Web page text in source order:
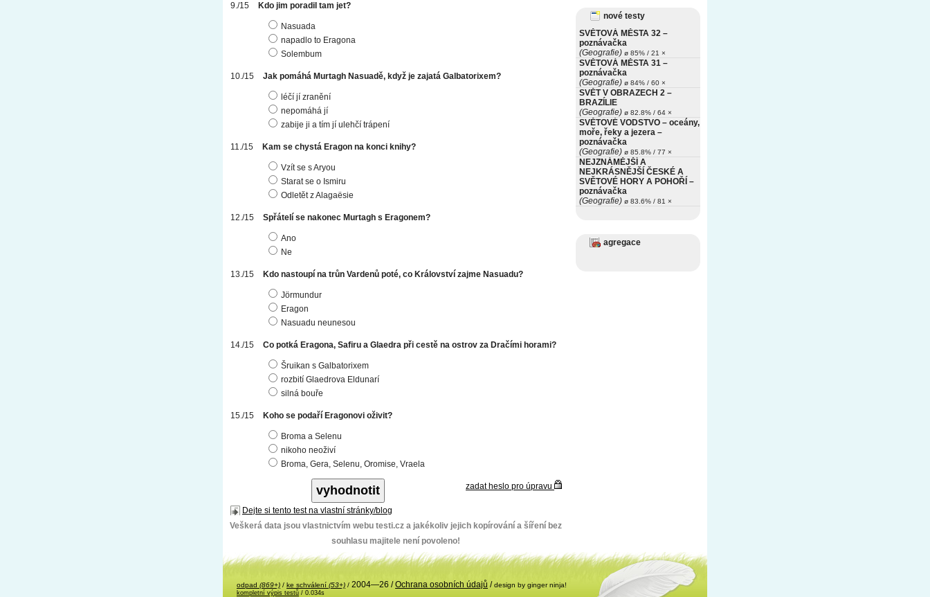
Kdo jim poradil tam jet?
Nasuada
napadlo to Eragona
Solembum
Jak pomáhá Murtagh Nasuadě, když je zajatá Galbatorixem?
léčí jí zranění
nepomáhá jí
zabije ji a tím jí ulehčí trápení
Kam se chystá Eragon na konci knihy?
Vzít se s Aryou
Starat se o Ismiru
Odletět z Alagaësie
Spřátelí se nakonec Murtagh s Eragonem?
Ano
Ne
Kdo nastoupí na trůn Vardenů poté, co Království zajme Nasuadu?
Jörmundur
Eragon
Nasuadu neunesou
Co potká Eragona, Safiru a Glaedra při cestě na ostrov za Dračími horami?
Šruikan s Galbatorixem
rozbití Glaedrova Eldunarí
silná bouře
Koho se podaří Eragonovi oživit?
Broma a Selenu
nikoho neoživí
Broma, Gera, Selenu, Oromise, Vraela
zadat heslo pro úpravu
Dejte si tento test na vlastní stránky/blog
Veškerá data jsou vlastnictvím webu testi.cz a jakékoliv jejich kopírování a šíření bez
souhlasu majitele není povoleno!
nové testy
SVĚTOVÁ MĚSTA 32 –
poznávačka
(Geografie) ø 85% / 21 ×
SVĚTOVÁ MĚSTA 31 –
poznávačka
(Geografie) ø 84% / 60 ×
SVĚT V OBRAZECH 2 –
BRAZÍLIE
(Geografie) ø 82.8% / 64 ×
SVĚTOVÉ VODSTVO – oceány,
moře, řeky a jezera –
poznávačka
(Geografie) ø 85.8% / 77 ×
NEJZNÁMĚJŠÍ A
NEJKRÁSNĚJŠÍ ČESKÉ A
SVĚTOVÉ HORY A POHOŘÍ –
poznávačka
(Geografie) ø 83.6% / 81 ×
agregace
odpad (869+) / ke schválení (53+) / 2004—26 /Ochrana osobních údajů /design by ginger ninja!
kompletní výpis testů / 0.034s